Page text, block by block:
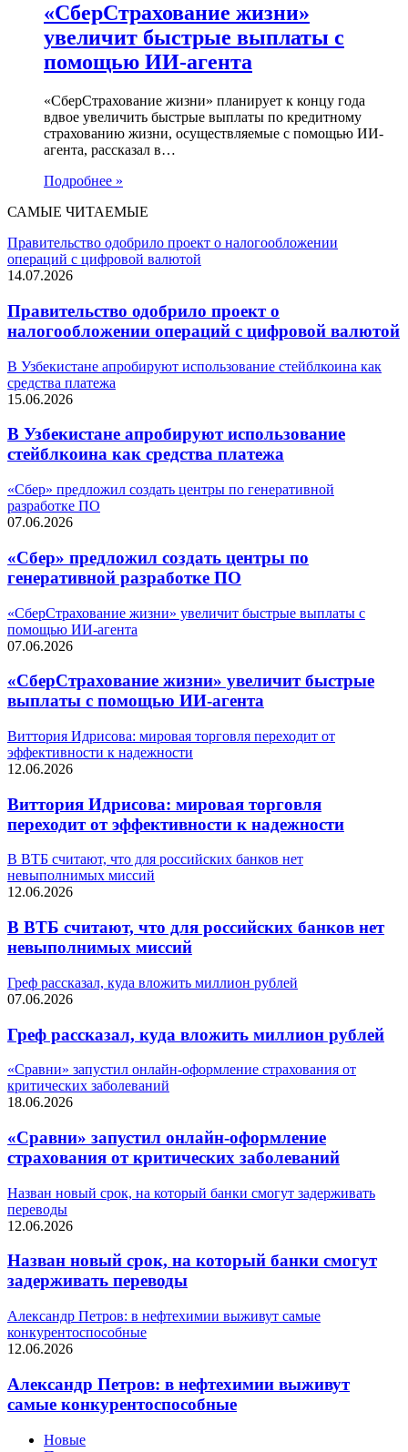
«СберСтрахование жизни»
увеличит быстрые выплаты с
помощью ИИ-агента
«СберСтрахование жизни» планирует к концу года
вдвое увеличить быстрые выплаты по кредитному
страхованию жизни, осуществляемые с помощью ИИ-
агента, рассказал в…
Подробнее »
САМЫЕ ЧИТАЕМЫЕ
Правительство одобрило проект о налогообложении
операций с цифровой валютой
14.07.2026
Правительство одобрило проект о
налогообложении операций с цифровой валютой
В Узбекистане апробируют использование стейблкоина как
средства платежа
15.06.2026
В Узбекистане апробируют использование
стейблкоина как средства платежа
«Сбер» предложил создать центры по генеративной
разработке ПО
07.06.2026
«Сбер» предложил создать центры по
генеративной разработке ПО
«СберСтрахование жизни» увеличит быстрые выплаты с
помощью ИИ-агента
07.06.2026
«СберСтрахование жизни» увеличит быстрые
выплаты с помощью ИИ-агента
Виттория Идрисова: мировая торговля переходит от
эффективности к надежности
12.06.2026
Виттория Идрисова: мировая торговля
переходит от эффективности к надежности
В ВТБ считают, что для российских банков нет
невыполнимых миссий
12.06.2026
В ВТБ считают, что для российских банков нет
невыполнимых миссий
Греф рассказал, куда вложить миллион рублей
07.06.2026
Греф рассказал, куда вложить миллион рублей
«Сравни» запустил онлайн-оформление страхования от
критических заболеваний
18.06.2026
«Сравни» запустил онлайн-оформление
страхования от критических заболеваний
Назван новый срок, на который банки смогут задерживать
переводы
12.06.2026
Назван новый срок, на который банки смогут
задерживать переводы
Александр Петров: в нефтехимии выживут самые
конкурентоспособные
12.06.2026
Александр Петров: в нефтехимии выживут
самые конкурентоспособные
Новые